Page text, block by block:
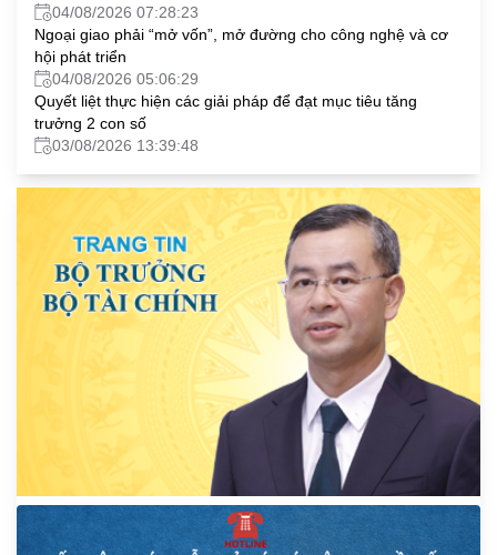
04/08/2026 07:28:23
Ngoại giao phải “mở vốn”, mở đường cho công nghệ và cơ
hội phát triển
04/08/2026 05:06:29
Quyết liệt thực hiện các giải pháp để đạt mục tiêu tăng
trưởng 2 con số
03/08/2026 13:39:48